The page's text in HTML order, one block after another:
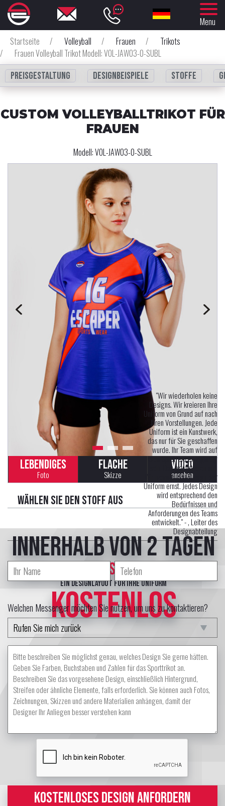
Menu
Startseite
/ Volleyball / Frauen /
Trikots
/
Frauen Volleyball Trikot Modell: VOL-JAW03-0-SUBL
Preisgestaltung
Designbeispiele Stoffe
CUSTOM VOLLEYBALLTRIKOT FÜR
FRAUEN
Modell:VOL-JAW03-0-SUBL
LEBENDIGES
Foto
FLACHE
Skizze
VIDEO
ansehen
Wählen Sie den Stoff aus
"Wir wiederholen keine
Designs. Wir kreieren Ihre
Uniform von Grund auf nach
Ihren Vorstellungen. Jede
Uniform ist ein Kunstwerk,
das nur für Sie geschaffen
wurde. Ihr Team wird auf
dem Spielfeld einzigartig
sein. Das garantieren wir!
Wir nehmen das Design der
Uniform ernst. Jedes Design
wird entsprechend den
Bedürfnissen und
Anforderungen des Teams
entwickelt." -, Leiter des
Designabteilung
innerhalb von 2 Tagen
erstellt professional Designer
ein Designlayout für Ihre Uniform
KOSTENLOS
Welchen Messenger möchten Sie nutzen, um uns zu kontaktieren?
KOSTENLOSES DESIGN ANFORDERN